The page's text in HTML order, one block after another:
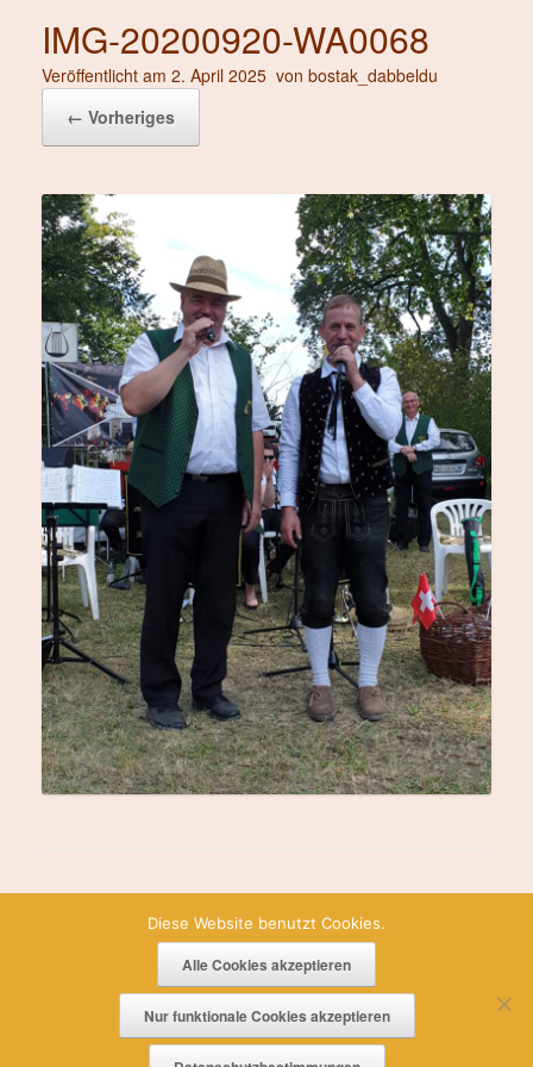
IMG-20200920-WA0068
Veröffentlicht am 2. April 2025 von bostak_dabbeldu
← Vorheriges
Impressum|Datenschutz
Diese Website benutzt Cookies.
Alle Cookies akzeptieren
Nur funktionale Cookies akzeptieren